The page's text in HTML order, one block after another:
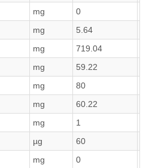
mg 0
mg 5.64
mg 719.04
mg 59.22
mg 80
mg 60.22
mg 1
µg 60
mg 0